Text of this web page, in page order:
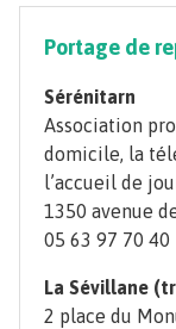
Portage de
Sérénitarn
Association
domicile, la
l’accueil de
1350 avenue
05 63 97 70 40
La Sévillane
2 place du